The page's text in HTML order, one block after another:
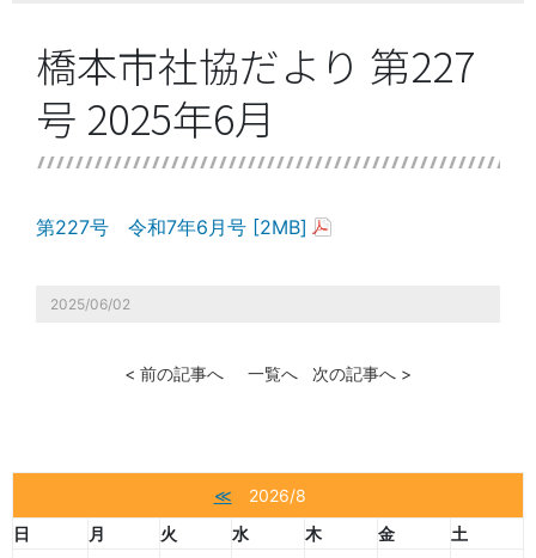
橋本市社協だより 第227
号 2025年6月
第227号 令和7年6月号 [2MB]
2025/06/02
< 前の記事へ 一覧へ 次の記事へ >
≪ 2026/8
日
月 火 水 木 金
土